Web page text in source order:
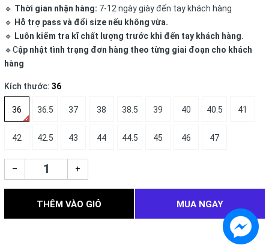
🔹 Thời gian nhận hàng: 7-12 ngày giày đến tay khách hàng
🔹 Hỗ trợ pass và đổi size nếu không vừa.
🔹 Luôn kiểm tra kĩ chất lượng trước khi đến tay khách hàng.
🔹Cập nhật tình trạng đơn hàng theo từng giai đoạn cho khách
hàng
Kích thước: 36
36 36.5 37 38 38.5 39 40 40.5 41
42 42.5 43 44 44.5 45 46 47
– +
THÊM VÀO GIỎ MUA NGAY